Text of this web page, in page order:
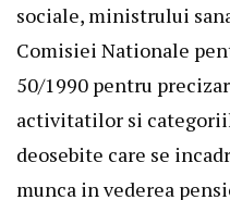
sociale, ministrului
Comisiei Nationale
50/1990 pentru
activitatilor si
deosebite care se
munca in vederea